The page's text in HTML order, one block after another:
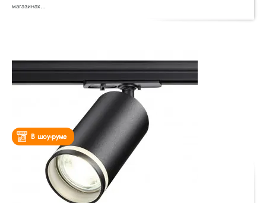
магазинах...
В шоу-руме